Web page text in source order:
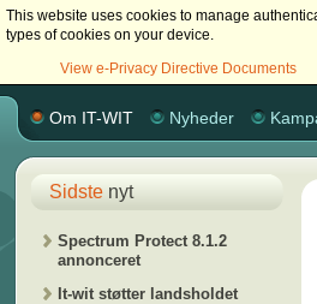
Om IT-WIT Nyheder
Sidstenyt
Spectrum Protect 8.1.2
annonceret
It-wit støtter landsholdet
This website uses cookies to manage
types of cookies on your device.
View e-Privacy Directive Documents